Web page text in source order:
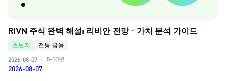
RIVN 주식 완벽 해설: 리비안 전망ㆍ가치 분석 가이드
초보자
전통 금융
2026-08-07
5-10분
2026-08-07